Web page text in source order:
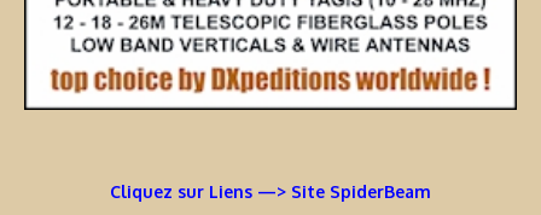
Cliquez sur Liens —> Site SpiderBeam